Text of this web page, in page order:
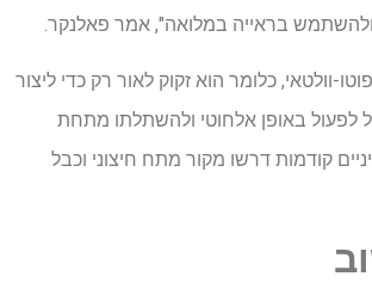
ולהשתמש בראייה במלואה", אמר פאלנקר.
וולטאי, כלומר הוא זקוק לאור רק כדי ליצור
לפעול באופן אלחוטי ולהשתלתו מתחת
קודמות דרשו מקור מתח חיצוני וכבל